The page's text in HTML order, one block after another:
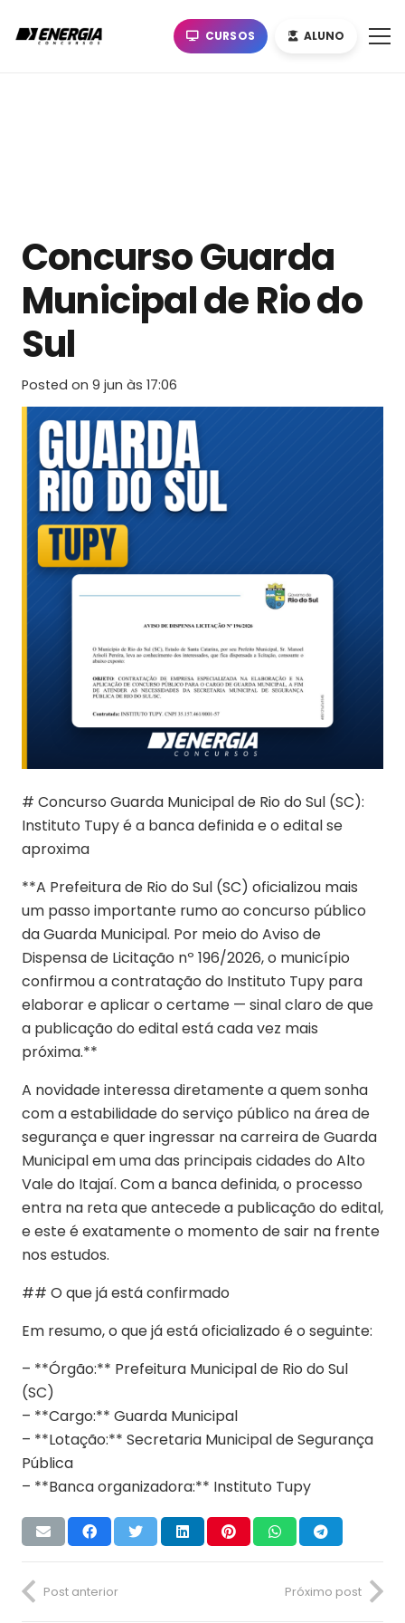
CURSOS ALUNO
Concurso Guarda
Municipal de Rio do
Sul
Posted on 9 jun às 17:06
# Concurso Guarda Municipal de Rio do Sul (SC):
Instituto Tupy é a banca definida e o edital se
aproxima
**A Prefeitura de Rio do Sul (SC) oficializou mais
um passo importante rumo ao concurso público
da Guarda Municipal. Por meio do Aviso de
Dispensa de Licitação nº 196/2026, o município
confirmou a contratação do Instituto Tupy para
elaborar e aplicar o certame — sinal claro de que
a publicação do edital está cada vez mais
próxima.**
A novidade interessa diretamente a quem sonha
com a estabilidade do serviço público na área de
segurança e quer ingressar na carreira de Guarda
Municipal em uma das principais cidades do Alto
Vale do Itajaí. Com a banca definida, o processo
entra na reta que antecede a publicação do edital,
e este é exatamente o momento de sair na frente
nos estudos.
## O que já está confirmado
Em resumo, o que já está oficializado é o seguinte:
– **Órgão:** Prefeitura Municipal de Rio do Sul
(SC)
– **Cargo:** Guarda Municipal
– **Lotação:** Secretaria Municipal de Segurança
Pública
– **Banca organizadora:** Instituto Tupy
Post anterior Próximo post